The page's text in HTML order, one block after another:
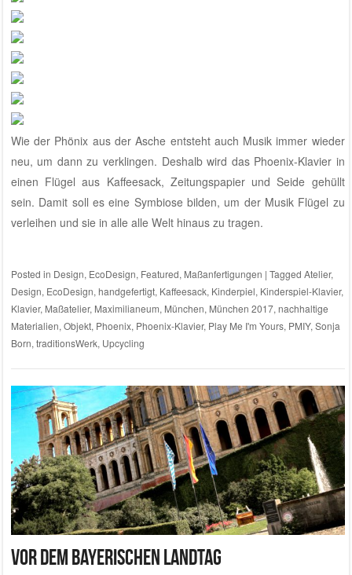
Wie der Phönix aus der Asche entsteht auch Musik immer wieder
neu, um dann zu verklingen. Deshalb wird das Phoenix-Klavier in
einen Flügel aus Kaffeesack, Zeitungspapier und Seide gehüllt
sein. Damit soll es eine Symbiose bilden, um der Musik Flügel zu
verleihen und sie in alle alle Welt hinaus zu tragen.
Posted in Design, EcoDesign, Featured, Maßanfertigungen | Tagged Atelier,
Design, EcoDesign, handgefertigt, Kaffeesack, Kinderpiel, Kinderspiel-Klavier,
Klavier, Maßatelier, Maximilianeum, München, München 2017, nachhaltige
Materialien, Objekt, Phoenix, Phoenix-Klavier, Play Me I'm Yours, PMIY, Sonja
Born, traditionsWerk, Upcycling
Vor dem Bayerischen Landtag